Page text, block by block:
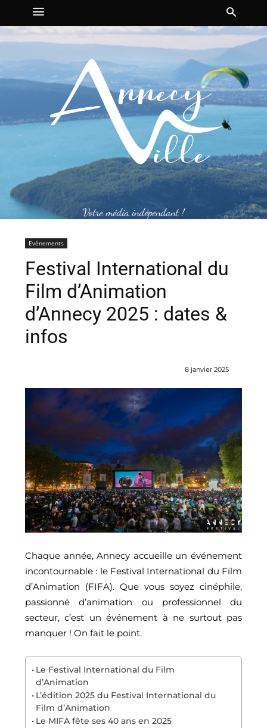
Votre média indépendant !
Evénements
Festival International du
Film d’Animation
d’Annecy 2025 : dates &
infos
8 janvier 2025
Chaque année, Annecy accueille un événement
incontournable : le Festival International du Film
d’Animation (FIFA). Que vous soyez cinéphile,
passionné d’animation ou professionnel du
secteur, c’est un événement à ne surtout pas
manquer ! On fait le point.
Le Festival International du Film
d’Animation
L’édition 2025 du Festival International du
Film d’Animation
Le MIFA fête ses 40 ans en 2025